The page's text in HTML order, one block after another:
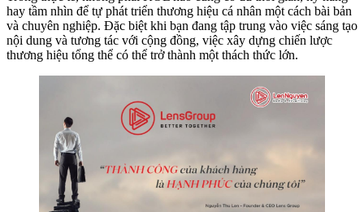
hay tầm nhìn để tự phát triển thương hiệu cá nhân một cách bài bản
và chuyên nghiệp. Đặc biệt khi bạn đang tập trung vào việc sáng tạo
nội dung và tương tác với cộng đồng, việc xây dựng chiến lược
thương hiệu tổng thể có thể trở thành một thách thức lớn.